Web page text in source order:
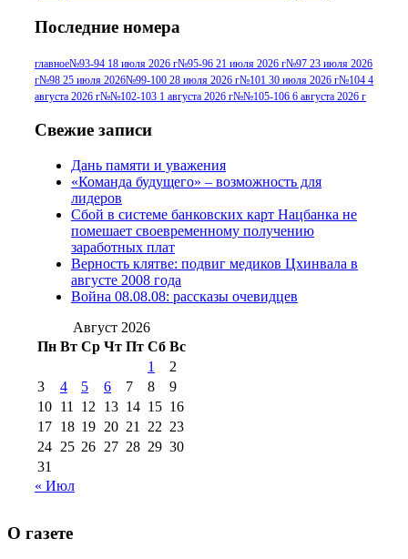
июля 2017 г(11)№96 9 августа 2012
г(13) №96 28 июля 2015 г(9) №96+97 3
июля 2014 г(10)№96+97 30 июля
июля 2017 г
2012 г(15)№97 30 июля 2015 г
(15)№98 1 августа 2015 г
августа 2016 г(10)№98 5 июля 2014 г(10)
№98 8 августа 2013 г
августа 2012 г(14)
2017 г(9)
№99 4 августа
2016 г(12) №99 8 июля 2014 г
августа 2012 г(11)
августа 2013 г
(12)
Последние номера
главное№93-94 18 июля 2026 г№95-96 21 июля 2026 г№97 23 июля 2026
г№98 25 июля 2026№99-100 28 июля 2026 г№101 30 июля 2026 г№104 4
августа 2026 г№№102-103 1 августа 2026 г№№105-106 6 августа 2026 г
Свежие записи
Дань памяти и уважения
«Команда будущего» – возможность для
лидеров
Сбой в системе банковских карт Нацбанка не
помешает своевременному получению
заработных плат
Верность клятве: подвиг медиков Цхинвала в
августе 2008 года
Война 08.08.08: рассказы очевидцев
Август 2026
Пн Вт Ср Чт Пт Сб Вс
1
2
3
4 5 6 7 8
9
10 11 12 13 14 15 16
17 18 19 20 21 22 23
24 25 26 27 28 29 30
31
« Июл
О газете